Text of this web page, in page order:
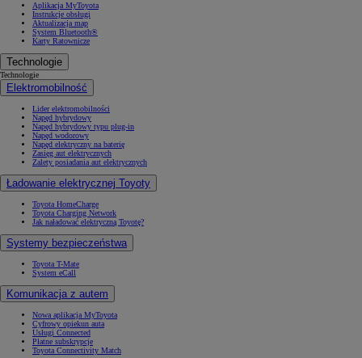
Aplikacja MyToyota
Instrukcje obsługi
Aktualizacja map
System Bluetooth®
Karty Ratownicze
Technologie
Technologie
Elektromobilność
Lider elektromobilności
Napęd hybrydowy
Napęd hybrydowy typu plug-in
Napęd wodorowy
Napęd elektryczny na baterię
Zasięg aut elektrycznych
Zalety posiadania aut elektrycznych
Ładowanie elektrycznej Toyoty
Toyota HomeCharge
Toyota Charging Network
Jak naładować elektryczną Toyotę?
Systemy bezpieczeństwa
Toyota T-Mate
System eCall
Komunikacja z autem
Nowa aplikacja MyToyota
Cyfrowy opiekun auta
Usługi Connected
Płatne subskrypcje
Toyota Connectivity Match